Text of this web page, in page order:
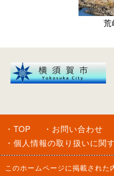
荒
・TOP
・お問い合わせ
・個人情報の取り扱いに関
このホームページに掲載された